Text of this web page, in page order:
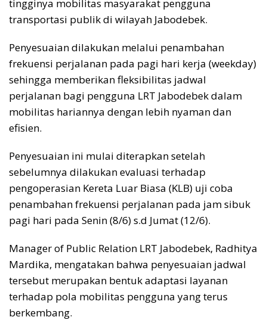
tingginya mobilitas masyarakat pengguna
transportasi publik di wilayah Jabodebek.
Penyesuaian dilakukan melalui penambahan
frekuensi perjalanan pada pagi hari kerja (weekday)
sehingga memberikan fleksibilitas jadwal
perjalanan bagi pengguna LRT Jabodebek dalam
mobilitas hariannya dengan lebih nyaman dan
efisien.
Penyesuaian ini mulai diterapkan setelah
sebelumnya dilakukan evaluasi terhadap
pengoperasian Kereta Luar Biasa (KLB) uji coba
penambahan frekuensi perjalanan pada jam sibuk
pagi hari pada Senin (8/6) s.d Jumat (12/6).
Manager of Public Relation LRT Jabodebek, Radhitya
Mardika, mengatakan bahwa penyesuaian jadwal
tersebut merupakan bentuk adaptasi layanan
terhadap pola mobilitas pengguna yang terus
berkembang.